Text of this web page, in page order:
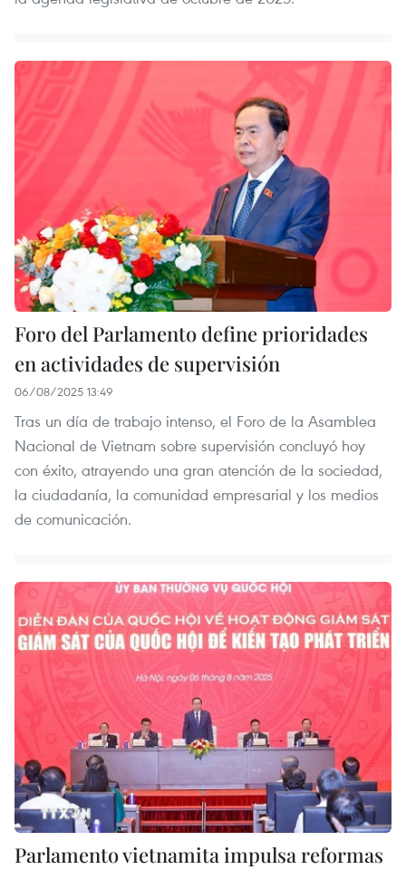
Foro del Parlamento define prioridades
en actividades de supervisión
06/08/2025 13:49
Tras un día de trabajo intenso, el Foro de la Asamblea
Nacional de Vietnam sobre supervisión concluyó hoy
con éxito, atrayendo una gran atención de la sociedad,
la ciudadanía, la comunidad empresarial y los medios
de comunicación.
Parlamento vietnamita impulsa reformas